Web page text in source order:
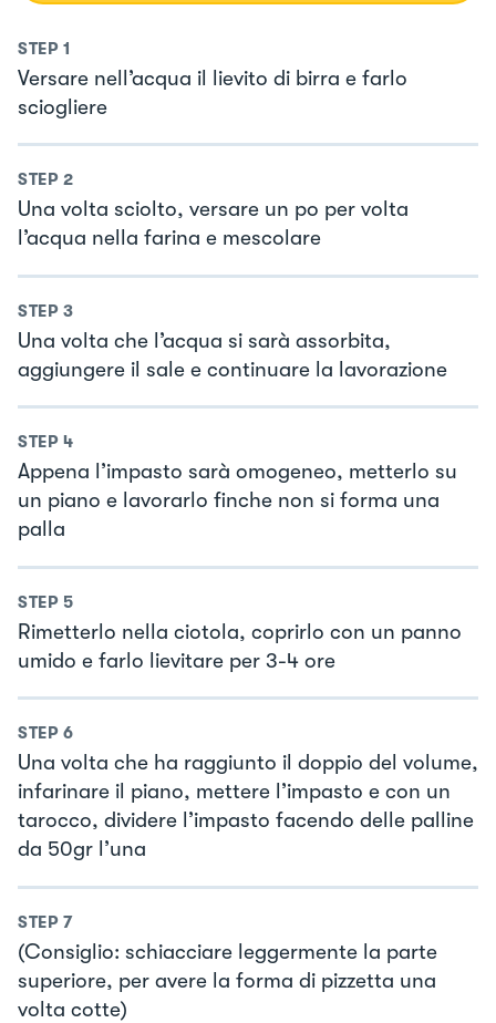
STEP 1
Versare nell’acqua il lievito di birra e farlo
sciogliere
STEP 2
Una volta sciolto, versare un po per volta
l’acqua nella farina e mescolare
STEP 3
Una volta che l’acqua si sarà assorbita,
aggiungere il sale e continuare la lavorazione
STEP 4
Appena l’impasto sarà omogeneo, metterlo su
un piano e lavorarlo finche non si forma una
palla
STEP 5
Rimetterlo nella ciotola, coprirlo con un panno
umido e farlo lievitare per 3-4 ore
STEP 6
Una volta che ha raggiunto il doppio del volume,
infarinare il piano, mettere l’impasto e con un
tarocco, dividere l’impasto facendo delle palline
da 50gr l’una
STEP 7
(Consiglio: schiacciare leggermente la parte
superiore, per avere la forma di pizzetta una
volta cotte)